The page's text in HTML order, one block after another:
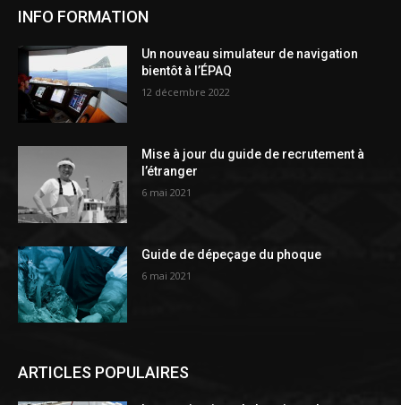
INFO FORMATION
Un nouveau simulateur de navigation
bientôt à l’ÉPAQ
12 décembre 2022
Mise à jour du guide de recrutement à
l’étranger
6 mai 2021
Guide de dépeçage du phoque
6 mai 2021
ARTICLES POPULAIRES